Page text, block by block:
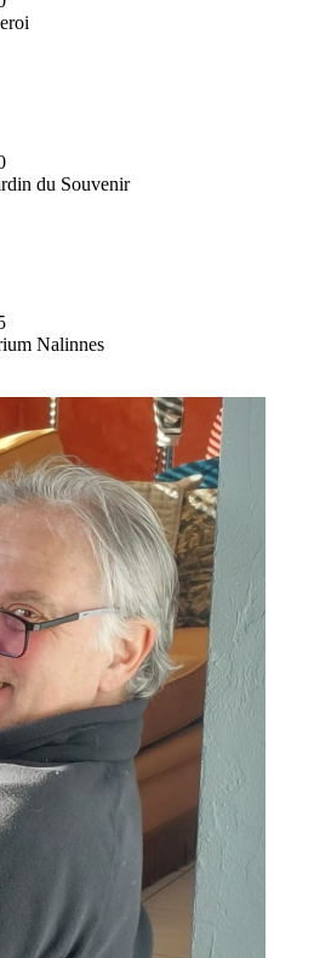
du Souvenir
Nalinnes